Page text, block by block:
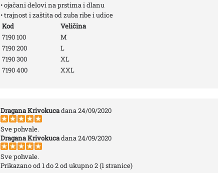
• ojačani delovi na prstima i dlanu
• trajnost i zaštita od zuba ribe i udice
Kod
Veličina
7190 100
M
7190 200
L
7190 300
XL
7190 400
XXL
Dragana Krivokucadana 24/09/2020
Sve pohvale.
Dragana Krivokucadana 24/09/2020
Sve pohvale.
Prikazano od 1 do 2 od ukupno 2 (1 stranice)